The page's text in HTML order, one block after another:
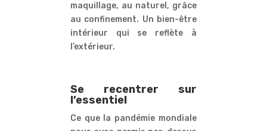
maquillage, au naturel, grâce
au confinement. Un bien-être
intérieur qui se reflète à
l’extérieur.
Se recentrer sur
l’essentiel
Ce que la pandémie mondiale